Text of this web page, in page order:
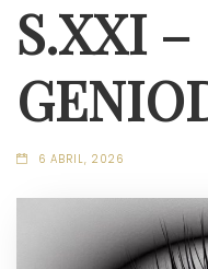
S.XXI –
6 ABRIL, 2026